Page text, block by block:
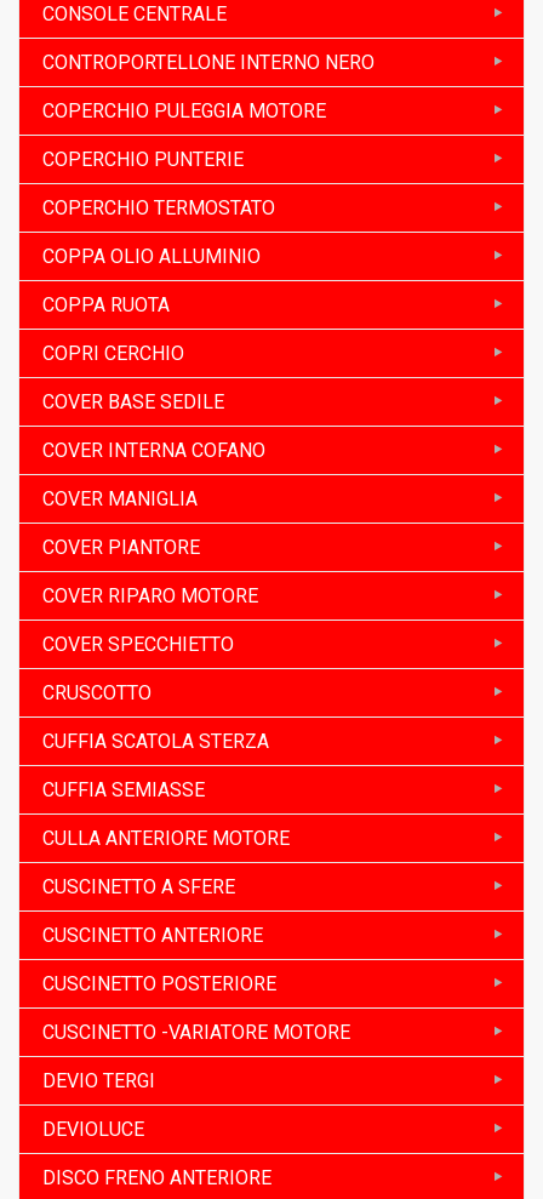
CONSOLE CENTRALE
CONTROPORTELLONE INTERNO NERO
COPERCHIO PULEGGIA MOTORE
COPERCHIO PUNTERIE
COPERCHIO TERMOSTATO
COPPA OLIO ALLUMINIO
COPPA RUOTA
COPRI CERCHIO
COVER BASE SEDILE
COVER INTERNA COFANO
COVER MANIGLIA
COVER PIANTORE
COVER RIPARO MOTORE
COVER SPECCHIETTO
CRUSCOTTO
CUFFIA SCATOLA STERZA
CUFFIA SEMIASSE
CULLA ANTERIORE MOTORE
CUSCINETTO A SFERE
CUSCINETTO ANTERIORE
CUSCINETTO POSTERIORE
CUSCINETTO -VARIATORE MOTORE
DEVIO TERGI
DEVIOLUCE
DISCO FRENO ANTERIORE